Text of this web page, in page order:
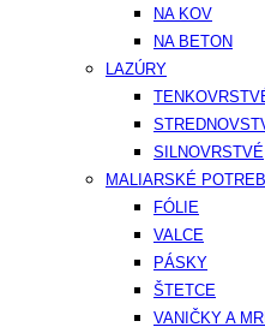
NA KOV
NA BETON
LAZÚRY
SILNOVRSTVÉ
MALIARSKÉ
FÓLIE
VALCE
PÁSKY
ŠTETCE
VANIČKY A